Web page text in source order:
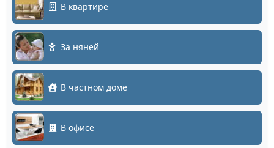
В квартире
За няней
В частном доме
В офисе